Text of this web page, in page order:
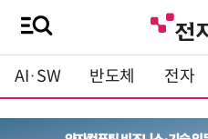
AI·SW 반도체 전자